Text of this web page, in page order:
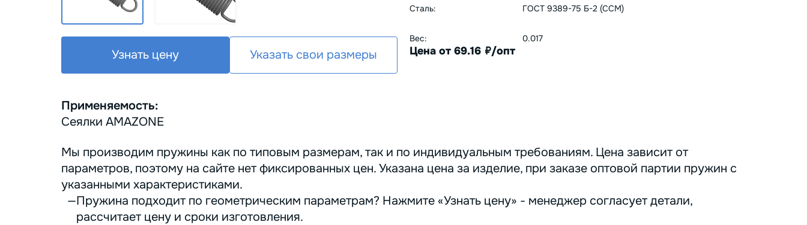
Сталь: ГОСТ 9389-75 Б-2 (ССМ)
Вес: 0.017
Цена от 69.16 руб./опт
Узнать цену Указать свои размеры
Применяемость:
Сеялки AMAZONE
Мы производим пружины как по типовым размерам, так и по индивидуальным требованиям. Цена зависит от
параметров, поэтому на сайте нет фиксированных цен. Указана цена за изделие, при заказе оптовой партии пружин с
указанными характеристиками.
Пружина подходит по геометрическим параметрам? Нажмите «Узнать цену» - менеджер согласует детали,
рассчитает цену и сроки изготовления.